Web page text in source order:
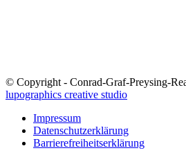
© Copyright - Conrad-Graf-Preysing-
lupographics creative studio
Impressum
Datenschutzerklärung
Barrierefreiheitserklärung